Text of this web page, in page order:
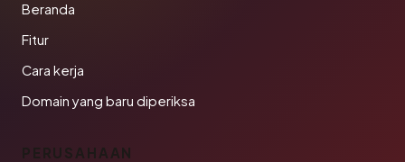
Beranda
Fitur
Cara kerja
Domain yang baru diperiksa
PERUSAHAAN